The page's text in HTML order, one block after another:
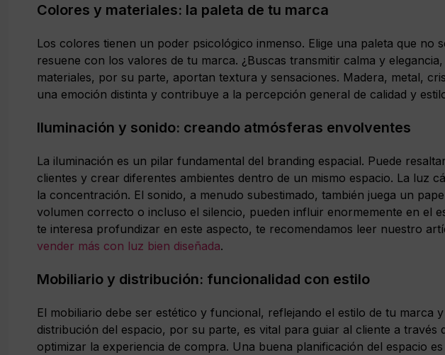
Colores y materiales: la paleta de tu marca
Los colores tienen un poder psicológico inmenso. Elige una paleta que no
resuene con los valores de tu marca. ¿Buscas transmitir calma y
materiales, por su parte, aportan textura y sensaciones. Madera, metal,
una emoción distinta y contribuye a la percepción general de calidad y
Iluminación y sonido: creando atmósferas envolventes
La iluminación es un pilar fundamental del branding espacial. Puede
clientes y crear diferentes ambientes dentro de un mismo espacio. La luz
la concentración. El sonido, a menudo subestimado, también juega un
volumen correcto o incluso el silencio, pueden influir enormemente en el
te interesa profundizar en este aspecto, te recomendamos leer nuestro
vender más con luz bien diseñada.
Mobiliario y distribución: funcionalidad con estilo
El mobiliario debe ser estético y funcional, reflejando el estilo de tu marca
distribución del espacio, por su parte, es vital para guiar al cliente a través
optimizar la experiencia de compra. Una buena planificación del espacio